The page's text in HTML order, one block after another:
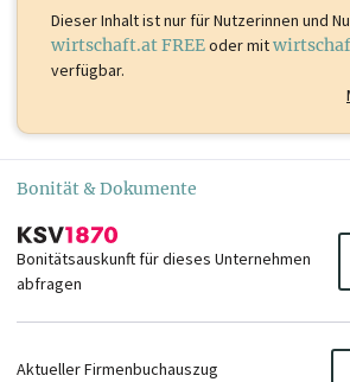
Dieser Inhalt istnur für Nutzerinnen und
wirtschaft.at FREEoder mit
verfügbar.
Bonität & Dokumente
Bonitätsauskunft für dieses Unternehmen
abfragen
Aktueller Firmenbuchauszug